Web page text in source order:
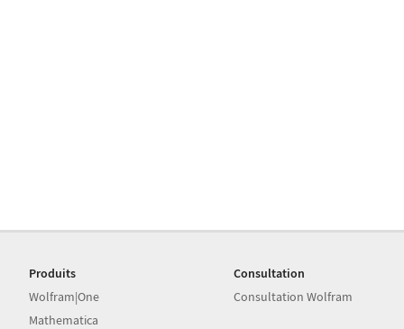
Produits
Wolfram|One
Mathematica
Consultation
Consultation Wolfram